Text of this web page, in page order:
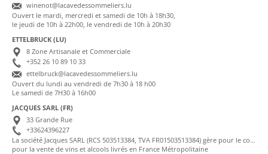
winenot@lacavedessommeliers.lu
Ouvert le mardi, mercredi et samedi de 10h à 18h30,
le jeudi de 10h à 22h00, le vendredi de 10h à 20h30
ETTELBRUCK (LU)
8 Zone Artisanale et Commerciale
+352 26 10 89 10 33
ettelbruck@lacavedessommeliers.lu
Ouvert du lundi au vendredi de 7h30 à 18 h00
Le samedi de 7H30 à 16h00
JACQUES SARL (FR)
33 Grande Rue
+33624396227
La société Jacques SARL (RCS 503513384, TVA FR01503513384) gère pour le compte de La Cave des Sommeliers les transactions bancaires et la facturation
pour la vente de vins et alcools livrés en France Métropolitaine